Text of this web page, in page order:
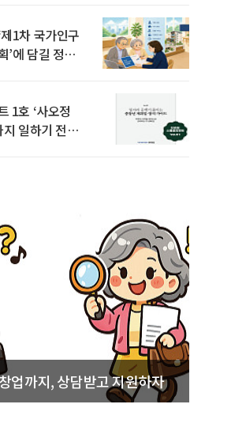
1차 국가인구
’에 담길 정책
1호 ‘사오정
일하기 전략’
업까지, 상담받고 지원하자